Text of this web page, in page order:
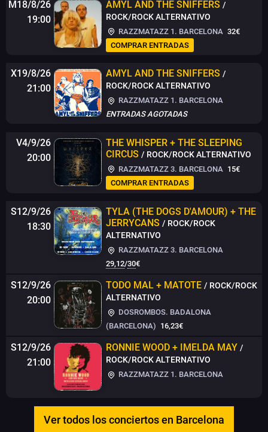
M18/8/26
19:00
AMYL AND THE SNIFFERS /
ROCK/ROCK ALTERNATIVO
RAZZMATAZZ 1. BARCELONA 32€
COMPRAR ENTRADAS
X19/8/26
21:00
AMYL AND THE SNIFFERS /
ROCK/ROCK ALTERNATIVO
RAZZMATAZZ 1. BARCELONA
ENTRADAS AGOTADAS
V4/9/26
20:00
THE WHISPER + THE SLEEPING
CIRCUS / ROCK/ROCK ALTERNATIVO
RAZZMATAZZ 3. BARCELONA 15€
COMPRAR ENTRADAS
S12/9/26
18:30
TYLA (THE DOGS D'AMOUR) + THE
JERRYCANS / ROCK/ROCK
ALTERNATIVO
RAZZMATAZZ 3. BARCELONA
29,12/30€
S12/9/26
20:00
TODO MAL + MATOTE / ROCK/ROCK
ALTERNATIVO
DOSROMBOS. BADALONA
(BARCELONA) 16,23€
S12/9/26
21:00
RONNIE WOOD + IMELDA MAY /
ROCK/ROCK ALTERNATIVO
RAZZMATAZZ 1. BARCELONA
Ver todos los conciertos en Barcelona